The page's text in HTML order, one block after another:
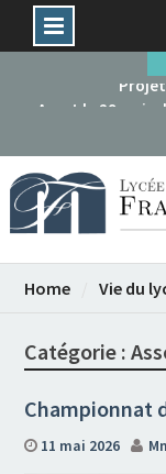
Avant le 29 mai
Home Vie du
Catégorie :
Championnat
11 mai 2026